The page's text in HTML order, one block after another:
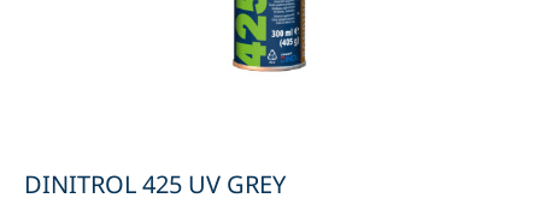
DINITROL 425 UV GREY